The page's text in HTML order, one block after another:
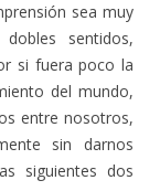
sea muy
sentidos,
si fuera poco la
del mundo,
entre nosotros,
sin darnos
siguientes dos